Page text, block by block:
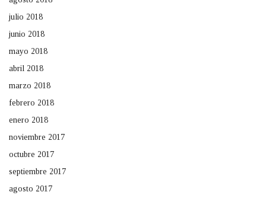
julio 2018
junio 2018
mayo 2018
abril 2018
marzo 2018
febrero 2018
enero 2018
noviembre 2017
octubre 2017
septiembre 2017
agosto 2017